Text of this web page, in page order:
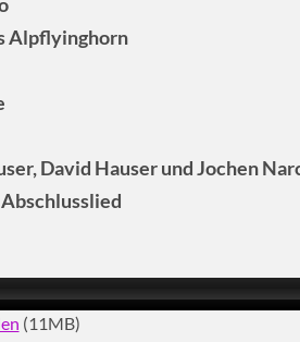
Alpflyinghorn
David Hauser und Jochen
(11MB)